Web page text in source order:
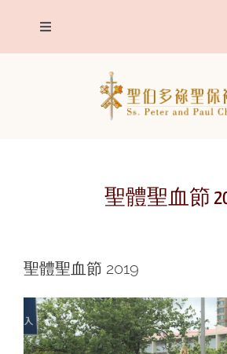
content
Toggle
Navigation
明供聖體
靈修
聖體聖血節
聖體聖血節 2019